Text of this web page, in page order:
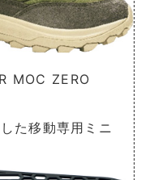
MOC ZERO
た移動専用ミニ